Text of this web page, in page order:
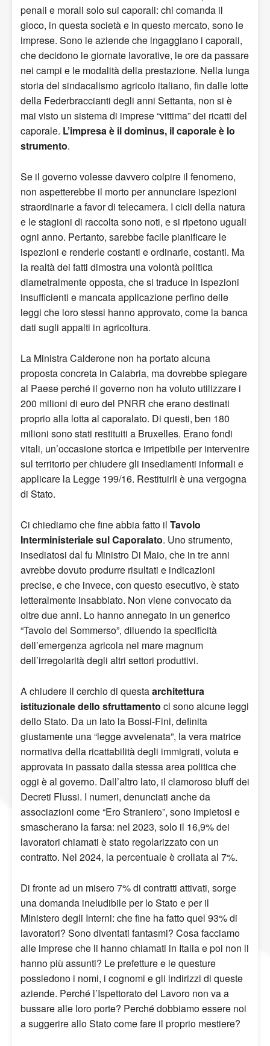
penali e morali solo sui caporali: chi comanda il
gioco, in questa società e in questo mercato, sono le
imprese. Sono le aziende che ingaggiano i caporali,
che decidono le giornate lavorative, le ore da passare
nei campi e le modalità della prestazione. Nella lunga
storia del sindacalismo agricolo italiano, fin dalle lotte
della Federbraccianti degli anni Settanta, non si è
mai visto un sistema di imprese “vittima” dei ricatti del
caporale. L’impresa è il dominus, il caporale è lo
strumento.
Se il governo volesse davvero colpire il fenomeno,
non aspetterebbe il morto per annunciare ispezioni
straordinarie a favor di telecamera. I cicli della natura
e le stagioni di raccolta sono noti, e si ripetono uguali
ogni anno. Pertanto, sarebbe facile pianificare le
ispezioni e renderle costanti e ordinarie, costanti. Ma
la realtà dei fatti dimostra una volontà politica
diametralmente opposta, che si traduce in ispezioni
insufficienti e mancata applicazione perfino delle
leggi che loro stessi hanno approvato, come la banca
dati sugli appalti in agricoltura.
La Ministra Calderone non ha portato alcuna
proposta concreta in Calabria, ma dovrebbe spiegare
al Paese perché il governo non ha voluto utilizzare i
200 milioni di euro del PNRR che erano destinati
proprio alla lotta al caporalato. Di questi, ben 180
milioni sono stati restituiti a Bruxelles. Erano fondi
vitali, un’occasione storica e irripetibile per intervenire
sul territorio per chiudere gli insediamenti informali e
applicare la Legge 199/16. Restituirli è una vergogna
di Stato.
Ci chiediamo che fine abbia fatto il Tavolo
Interministeriale sul Caporalato. Uno strumento,
insediatosi dal fu Ministro Di Maio, che in tre anni
avrebbe dovuto produrre risultati e indicazioni
precise, e che invece, con questo esecutivo, è stato
letteralmente insabbiato. Non viene convocato da
oltre due anni. Lo hanno annegato in un generico
“Tavolo del Sommerso”, diluendo la specificità
dell’emergenza agricola nel mare magnum
dell’irregolarità degli altri settori produttivi.
A chiudere il cerchio di questaarchitettura
istituzionale dello sfruttamento ci sono alcune leggi
dello Stato. Da un lato la Bossi-Fini, definita
giustamente una “legge avvelenata”, la vera matrice
normativa della ricattabilità degli immigrati, voluta e
approvata in passato dalla stessa area politica che
oggi è al governo. Dall’altro lato, il clamoroso bluff dei
Decreti Flussi. I numeri, denunciati anche da
associazioni come “Ero Straniero”, sono impietosi e
smascherano la farsa: nel 2023, solo il 16,9% dei
lavoratori chiamati è stato regolarizzato con un
contratto. Nel 2024, la percentuale è crollata al 7%.
Di fronte ad un misero 7% di contratti attivati, sorge
una domanda ineludibile per lo Stato e per il
Ministero degli Interni: che fine ha fatto quel 93% di
lavoratori? Sono diventati fantasmi? Cosa facciamo
alle imprese che li hanno chiamati in Italia e poi non li
hanno più assunti? Le prefetture e le questure
possiedono i nomi, i cognomi e gli indirizzi di queste
aziende. Perché l’Ispettorato del Lavoro non va a
bussare alle loro porte? Perché dobbiamo essere noi
a suggerire allo Stato come fare il proprio mestiere?